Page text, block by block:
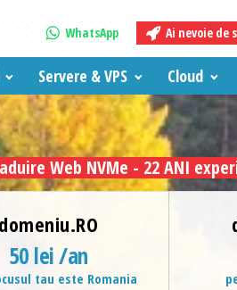
WhatsApp Ai nevoie de
Servere & VPS Cloud
Web NVMe - 22 ANI
domeniu.RO
50 lei /an
tau este Romania